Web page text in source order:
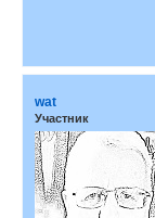
wat
Участник